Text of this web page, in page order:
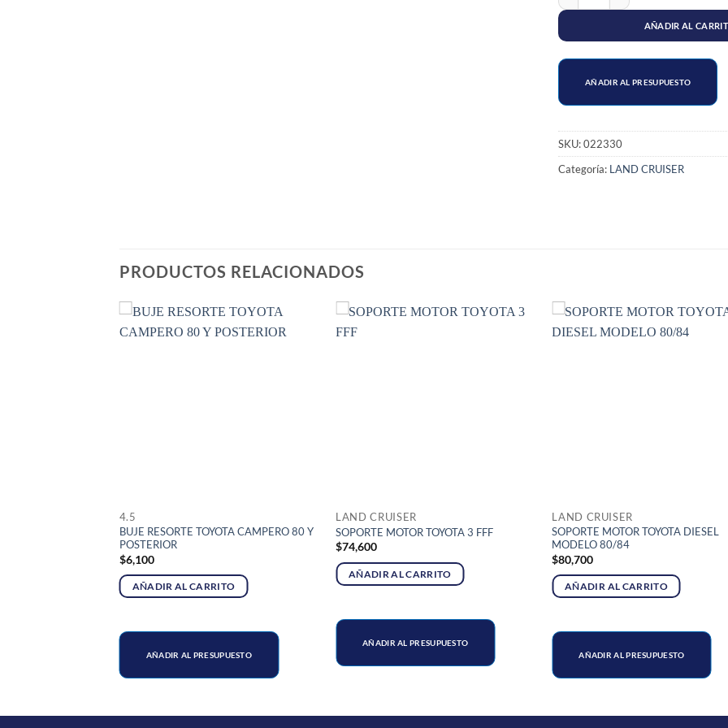
AÑADIR AL
AÑADIR AL PRESUPUESTO
SKU:022330
Categoría: LAND CRUISER
PRODUCTOS RELACIONADOS
4.5
BUJE RESORTE TOYOTA CAMPERO 80 Y
POSTERIOR
$6,100
AÑADIR AL CARRITO
AÑADIR AL PRESUPUESTO
LAND CRUISER
SOPORTE MOTOR TOYOTA 3 FFF
$74,600
AÑADIR AL CARRITO
AÑADIR AL PRESUPUESTO
LAND CRUISER
SOPORTE MOTOR TOYOTA DIESEL
MODELO 80/84
$80,700
AÑADIR AL CARRITO
AÑADIR AL PRESUPUESTO